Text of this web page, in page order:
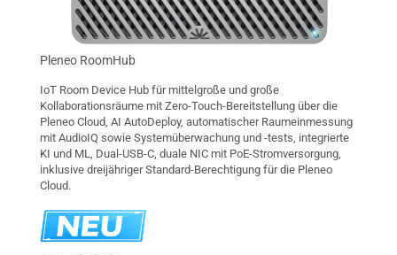
Pleneo RoomHub
IoT Room Device Hub für mittelgroße und große
Kollaborationsräume mit Zero-Touch-Bereitstellung über die
Pleneo Cloud, AI AutoDeploy, automatischer Raumeinmessung
mit AudioIQ sowie Systemüberwachung und -tests, integrierte
KI und ML, Dual-USB-C, duale NIC mit PoE-Stromversorgung,
inklusive dreijähriger Standard-Berechtigung für die Pleneo
Cloud.